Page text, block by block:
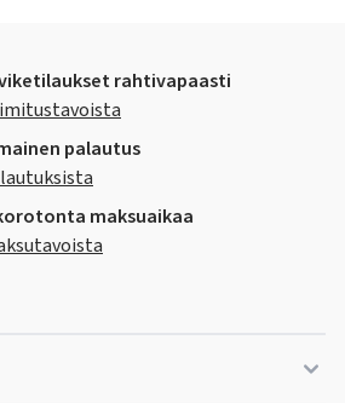
rahtivapaasti
palautus
maksuaikaa